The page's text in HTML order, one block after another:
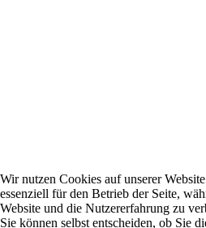
Wir nutzen Cookies auf unserer
essenziell für den Betrieb der Seite,
Website und die Nutzererfahrung zu
Sie können selbst entscheiden, ob Sie